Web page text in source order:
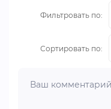
Фильтровать по:
Сортировать по: